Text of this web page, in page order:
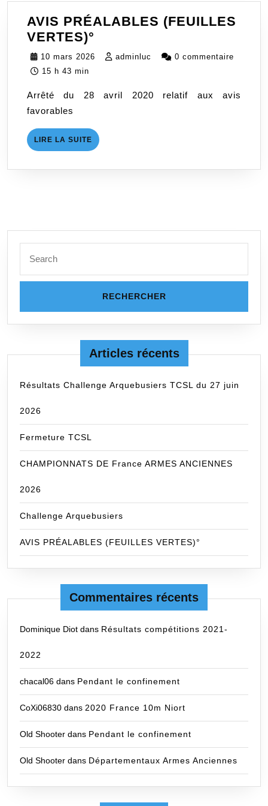
AVIS PRÉALABLES (FEUILLES
VERTES)°
PRÉALABLES
10 mars 2026
10
adminluc adminluc0 commentaire
15 h 43 min
Arrêté du 28 avril 2020 relatif aux avis
favorables
LIRE LA SUITE LIRE
LA
for:
Articles récents
Résultats Challenge Arquebusiers TCSL du 27 juin
2026
Fermeture TCSL
CHAMPIONNATS DE France ARMES ANCIENNES
2026
Challenge Arquebusiers
AVIS PRÉALABLES (FEUILLES VERTES)°
Commentaires récents
Dominique Diot dans Résultats compétitions 2021-
2022
chacal06 dans Pendant le confinement
CoXi06830 dans 2020 France 10m Niort
Old Shooter dans Pendant le confinement
Old Shooter dans Départementaux Armes Anciennes